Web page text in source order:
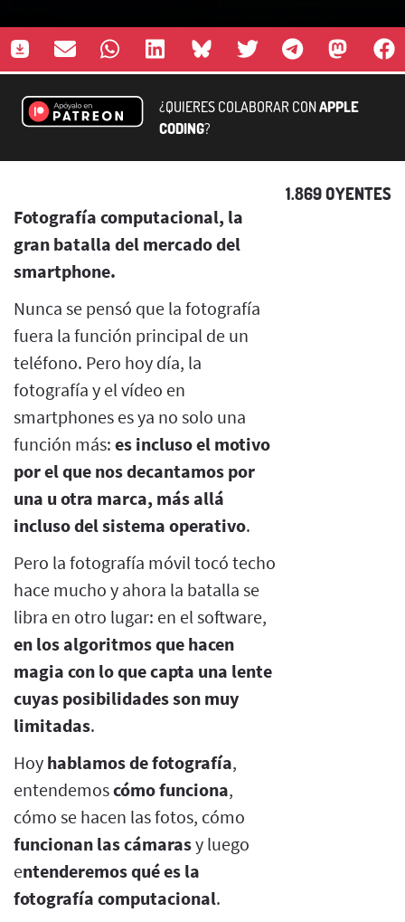
¿QUIERES COLABORAR CONAPPLE
CODING?
1.869 OYENTES
Fotografía computacional, la
gran batalla del mercado del
smartphone.
Nunca se pensó que la fotografía
fuera la función principal de un
teléfono. Pero hoy día, la
fotografía y el vídeo en
smartphones es ya no solo una
función más: es incluso el motivo
por el que nos decantamos por
una u otra marca, más allá
incluso del sistema operativo.
Pero la fotografía móvil tocó techo
hace mucho y ahora la batalla se
libra en otro lugar: en el software,
en los algoritmos que hacen
magia con lo que capta una lente
cuyas posibilidades son muy
limitadas.
Hoy hablamos de fotografía,
entendemoscómo funciona,
cómo se hacen las fotos, cómo
funcionan las cámarasy luego
entenderemos qué es la
fotografía computacional.